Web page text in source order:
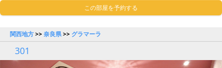
この部屋を予約する
関西地方>>奈良県>> グラマーラ
301